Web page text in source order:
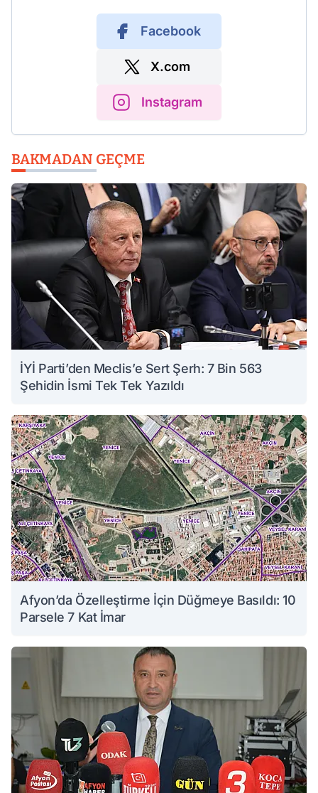
Facebook
X.com
Instagram
BAKMADAN GEÇME
İYİ Parti’den Meclis’e Sert Şerh: 7 Bin 563
Şehidin İsmi Tek Tek Yazıldı
Afyon’da Özelleştirme İçin Düğmeye Basıldı: 10
Parsele 7 Kat İmar